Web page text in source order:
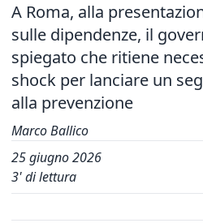
A Roma, alla
sulle dipendenze, il
spiegato che ritiene
shock per lanciare un
alla prevenzione
Marco Ballico
25 giugno 2026
3' di lettura